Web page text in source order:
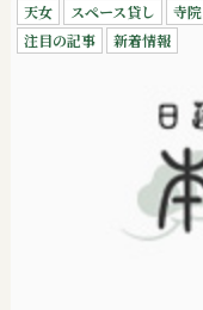
天女 スペース貸し 寺院
注目の記事
新着情報